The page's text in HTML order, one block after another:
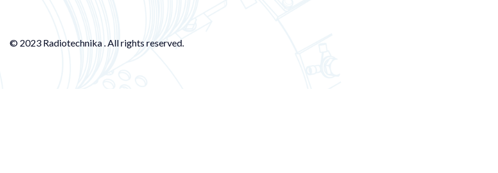
© 2023 Radiotechnika . All rights reserved.